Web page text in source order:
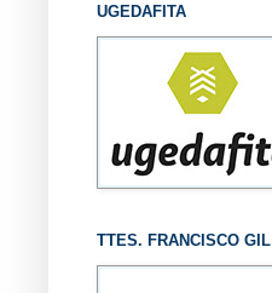
UGEDAFITA
TTES. FRANCISCO GIL